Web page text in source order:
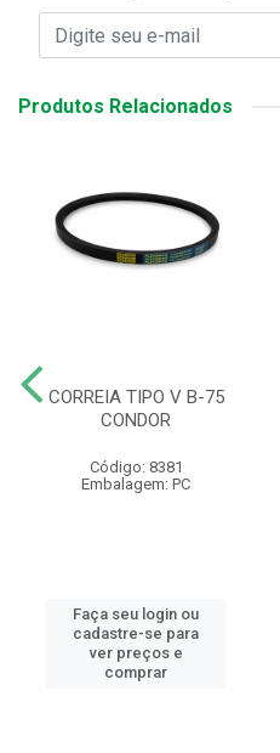
Produtos Relacionados
CORREIA TIPO V B-75
CONDOR
Código: 8381
Embalagem: PC
Faça seu login ou
cadastre-se para
ver preços e
comprar